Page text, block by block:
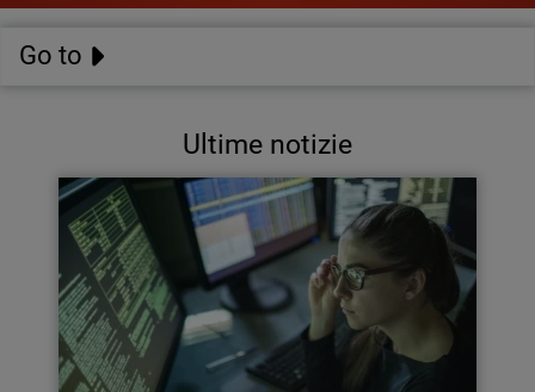
Go to
Ultime notizie